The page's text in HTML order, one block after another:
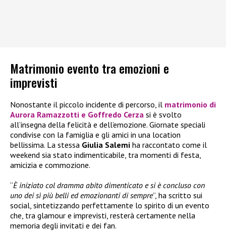
Matrimonio evento tra emozioni e
imprevisti
Nonostante il piccolo incidente di percorso, il matrimonio di
Aurora Ramazzotti e Goffredo Cerza si è svolto
all’insegna della felicità e dell’emozione. Giornate speciali
condivise con la famiglia e gli amici in una location
bellissima. La stessa Giulia Salemi ha raccontato come il
weekend sia stato indimenticabile, tra momenti di festa,
amicizia e commozione.
“È iniziato col dramma abito dimenticato e si è concluso con
uno dei sì più belli ed emozionanti di sempre”, ha scritto sui
social, sintetizzando perfettamente lo spirito di un evento
che, tra glamour e imprevisti, resterà certamente nella
memoria degli invitati e dei fan.